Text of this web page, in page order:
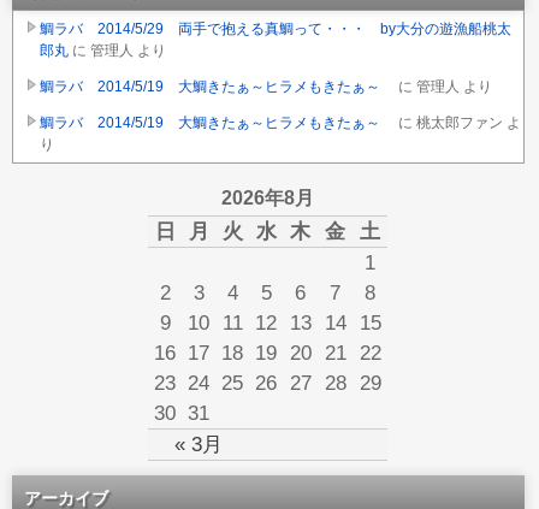
鯛ラバ 2014/5/29 両手で抱える真鯛って・・・ by大分の遊漁船桃太
郎丸 に 管理人 より
鯛ラバ 2014/5/19 大鯛きたぁ～ヒラメもきたぁ～ に 管理人 より
鯛ラバ 2014/5/19 大鯛きたぁ～ヒラメもきたぁ～ に 桃太郎ファン よ
り
2026年8月
日 月 火 水 木 金 土
« 3月
1
2
3 4 5 6 7
8
9
10 11 12 13 14
15
16 17 18 19 20 21
22
23 24 25 26 27 28
29
30 31
アーカイブ